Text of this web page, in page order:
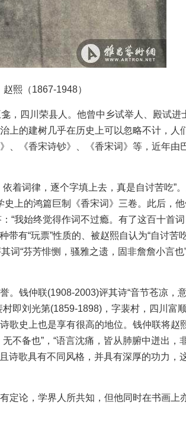
赵熙（1867-1948）
四川荣县人。他曾中乡试举人、殿试进
上的建树几乎在历史上可以忽略不计，人
、《香宋诗钞》、《香宋词》等，近年由
词律，逐个字填上去，真是自讨苦吃”
上的鸿篇巨制《香宋词》三卷。此后，
“我始终觉得作词不过瘾。有了这百十首
有“玩票”性质的、被赵熙自认为“自讨苦
“芬芳悱恻，骚雅之遗，固非詹詹小言也
钱仲联(1908-2003)评其诗“音节苍凉，
即刘光第(1859-1898)，字裴村，四川富
歌史上也是享有很高的地位。钱仲联将赵
不备也”，“语言沈痛，皆从肺腑中迸出，
诗歌具有不同风格，并具有深厚的功力，
论，学界人所共知，但他同时在书画上